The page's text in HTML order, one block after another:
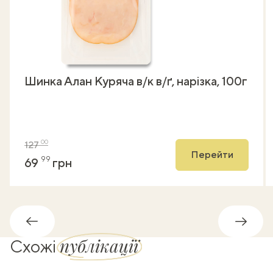
Шинка Алан Куряча в/к в/ґ, нарізка, 100г
12700
69 99 грн
Перейти
Назад
Схожіпублікації